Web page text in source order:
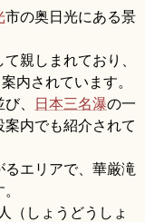
市の奥日光にある景
親しまれており、
内されています。
、 日本三名瀑の一
内でも紹介されて
エリアで、華厳滝
（しょうどうしょ